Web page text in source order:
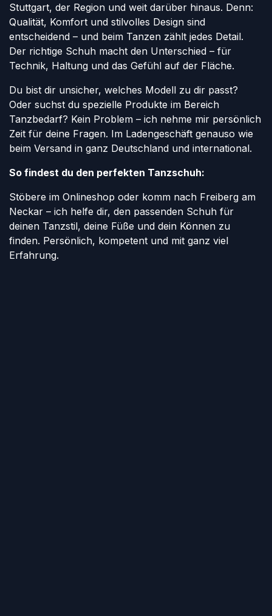
Stuttgart, der Region und weit darüber hinaus. Denn:
Qualität, Komfort und stilvolles Design sind
entscheidend – und beim Tanzen zählt jedes Detail.
Der richtige Schuh macht den Unterschied – für
Technik, Haltung und das Gefühl auf der Fläche.
Du bist dir unsicher, welches Modell zu dir passt?
Oder suchst du spezielle Produkte im Bereich
Tanzbedarf? Kein Problem – ich nehme mir persönlich
Zeit für deine Fragen. Im Ladengeschäft genauso wie
beim Versand in ganz Deutschland und international.
So findest du den perfekten Tanzschuh:
Stöbere im Onlineshop oder komm nach Freiberg am
Neckar – ich helfe dir, den passenden Schuh für
deinen Tanzstil, deine Füße und dein Können zu
finden. Persönlich, kompetent und mit ganz viel
Erfahrung.